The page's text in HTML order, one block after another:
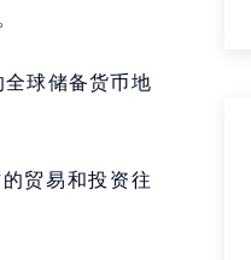
球储备货币地
贸易和投资往